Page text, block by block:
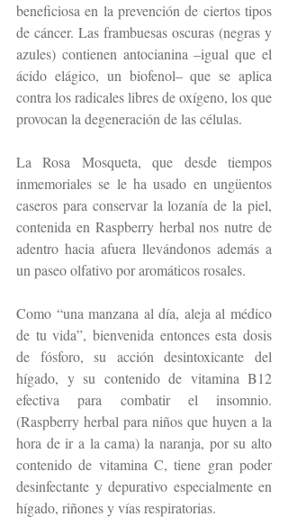
beneficiosa en la prevención de ciertos tipos
de cáncer. Las frambuesas oscuras (negras y
azules) contienen antocianina –igual que el
ácido elágico, un biofenol– que se aplica
contra los radicales libres de oxígeno, los que
provocan la degeneración de las células.
La Rosa Mosqueta, que desde tiempos
inmemoriales se le ha usado en ungüentos
caseros para conservar la lozanía de la piel,
contenida en Raspberry herbal nos nutre de
adentro hacia afuera llevándonos además a
un paseo olfativo por aromáticos rosales.
Como “una manzana al día, aleja al médico
de tu vida”, bienvenida entonces esta dosis
de fósforo, su acción desintoxicante del
hígado, y su contenido de vitamina B12
efectiva para combatir el insomnio.
(Raspberry herbal para niños que huyen a la
hora de ir a la cama) la naranja, por su alto
contenido de vitamina C, tiene gran poder
desinfectante y depurativo especialmente en
hígado, riñones y vías respiratorias.